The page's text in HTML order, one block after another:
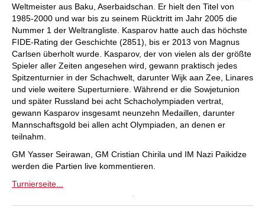
Weltmeister aus Baku, Aserbaidschan. Er hielt den Titel von
1985-2000 und war bis zu seinem Rücktritt im Jahr 2005 die
Nummer 1 der Weltrangliste. Kasparov hatte auch das höchste
FIDE-Rating der Geschichte (2851), bis er 2013 von Magnus
Carlsen überholt wurde. Kasparov, der von vielen als der größte
Spieler aller Zeiten angesehen wird, gewann praktisch jedes
Spitzenturnier in der Schachwelt, darunter Wijk aan Zee, Linares
und viele weitere Superturniere. Während er die Sowjetunion
und später Russland bei acht Schacholympiaden vertrat,
gewann Kasparov insgesamt neunzehn Medaillen, darunter
Mannschaftsgold bei allen acht Olympiaden, an denen er
teilnahm.
GM Yasser Seirawan, GM Cristian Chirila und IM Nazi Paikidze
werden die Partien live kommentieren.
Turnierseite...